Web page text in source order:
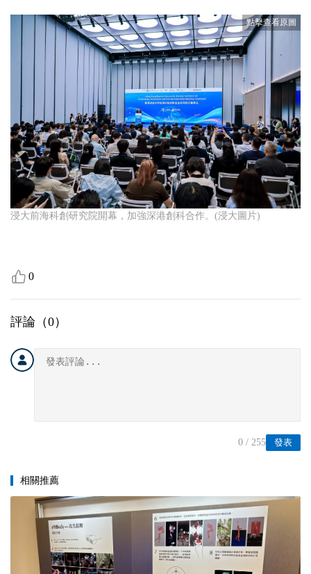
浸大前海科創研究院開幕，加強深港創科合作。(浸大圖片)
0
評論（0）
發表
0 / 255
相關推薦